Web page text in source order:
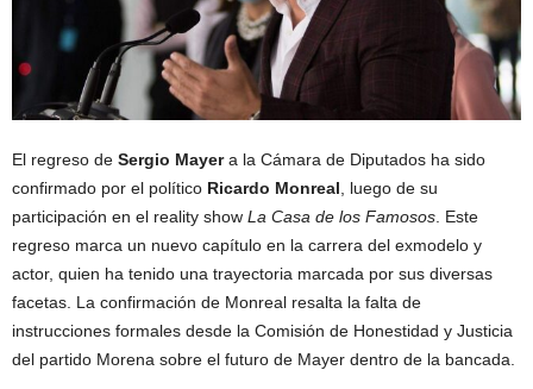
El regreso de Sergio Mayera la Cámara de Diputados ha sido
confirmado por el político Ricardo Monreal , luego de su
participación en el reality show La Casa de los Famosos . Este
regreso marca un nuevo capítulo en la carrera del exmodelo y
actor, quien ha tenido una trayectoria marcada por sus diversas
facetas. La confirmación de Monreal resalta la falta de
instrucciones formales desde la Comisión de Honestidad y Justicia
del partido Morena sobre el futuro de Mayer dentro de la bancada.